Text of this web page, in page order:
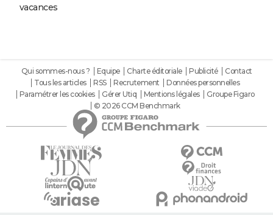
vacances
Qui sommes-nous ? Equipe Charte éditoriale Publicité
Contact
Tous les articles
RSS Recrutement
Données personnelles
Paramétrer les cookies
Gérer Utiq Mentions légales
Groupe Figaro
© 2026 CCM Benchmark